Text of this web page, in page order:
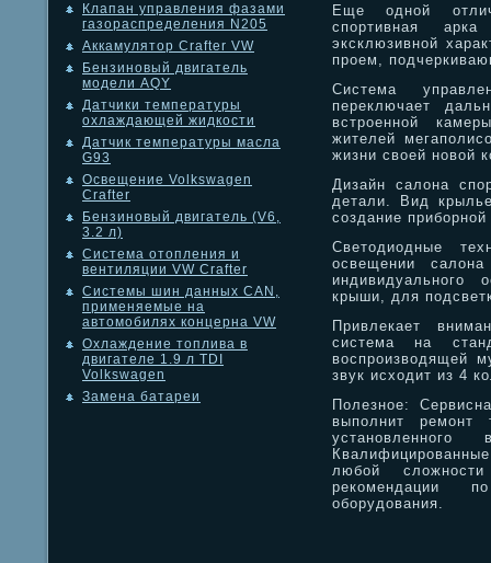
Клапан управления фазами
газораспределения N205
Аккамулятор Crafter VW
Бензиновый двигатель
модели AQY
Датчики температуры
охлаждающей жидкости
Датчик температуры масла
G93
Освещение Volkswagen
Crafter
Бензиновый двигатель (V6,
3.2 л)
Система отопления и
вентиляции VW Crafter
Системы шин данных CAN,
применяемые на
автомобилях концерна VW
Охлаждение топлива в
двигателе 1.9 л TDI
Volkswagen
Замена батареи
Еще одной
спортивная
эксклюзивной
проем,
Система
переключает
встроенной
жителей
жизни своей новой
Дизайн салона
детали. Вид
создание
Светодиодные
освещении
крыши, для
Привлекает
система на
воспроизводящей
звук исходит из 4
Полезное:
выполнит ремонт
любой
рекомендации
оборудования.